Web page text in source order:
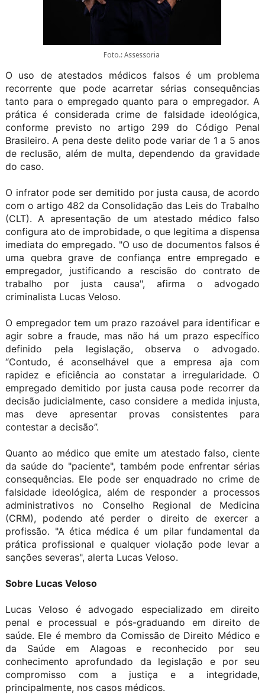
Foto.: Assessoria
O uso de atestados médicos falsos é um problema
recorrente que pode acarretar sérias consequências
tanto para o empregado quanto para o empregador. A
prática é considerada crime de falsidade ideológica,
conforme previsto no artigo 299 do Código Penal
Brasileiro. A pena deste delito pode variar de 1 a 5 anos
de reclusão, além de multa, dependendo da gravidade
do caso.
O infrator pode ser demitido por justa causa, de acordo
com o artigo 482 da Consolidação das Leis do Trabalho
(CLT). A apresentação de um atestado médico falso
configura ato de improbidade, o que legitima a dispensa
imediata do empregado. "O uso de documentos falsos é
uma quebra grave de confiança entre empregado e
empregador, justificando a rescisão do contrato de
trabalho por justa causa", afirma o advogado
criminalista Lucas Veloso.
O empregador tem um prazo razoável para identificar e
agir sobre a fraude, mas não há um prazo específico
definido pela legislação, observa o advogado.
“Contudo, é aconselhável que a empresa aja com
rapidez e eficiência ao constatar a irregularidade. O
empregado demitido por justa causa pode recorrer da
decisão judicialmente, caso considere a medida injusta,
mas deve apresentar provas consistentes para
contestar a decisão”.
Quanto ao médico que emite um atestado falso, ciente
da saúde do "paciente", também pode enfrentar sérias
consequências. Ele pode ser enquadrado no crime de
falsidade ideológica, além de responder a processos
administrativos no Conselho Regional de Medicina
(CRM), podendo até perder o direito de exercer a
profissão. "A ética médica é um pilar fundamental da
prática profissional e qualquer violação pode levar a
sanções severas", alerta Lucas Veloso.
Sobre Lucas Veloso
Lucas Veloso é advogado especializado em direito
penal e processual e pós-graduando em direito de
saúde. Ele é membro da Comissão de Direito Médico e
da Saúde em Alagoas e reconhecido por seu
conhecimento aprofundado da legislação e por seu
compromisso com a justiça e a integridade,
principalmente, nos casos médicos.